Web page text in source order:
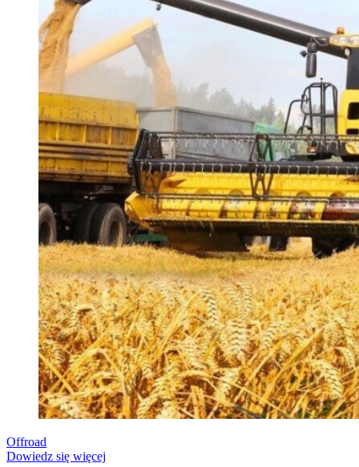
Offroad
Dowiedz się więcej